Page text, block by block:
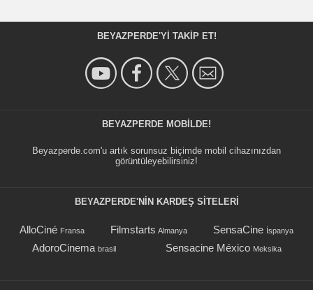
BEYAZPERDE'YI TAKIP ET!
BEYAZPERDE MOBILDE!
Beyazperde.com'u artık sorunsuz biçimde mobil cihazınızdan
görüntüleyebilirsiniz!
BEYAZPERDE'NIN KARDEŞ SİTELERİ
AlloCiné Fransa Filmstarts Almanya SensaCine İspanya
AdoroCinema brasil Sensacine México Meksika